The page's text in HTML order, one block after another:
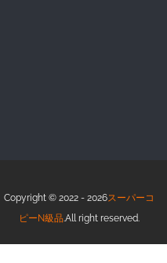
Copyright © 2022 - 2026スーパーコ
ピーN級品 .All right reserved.